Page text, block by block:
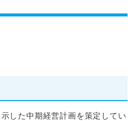
した中期経営計画を策定してい